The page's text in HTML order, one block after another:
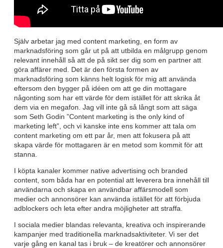
Själv arbetar jag med content marketing, en form av
marknadsföring som går ut på att utbilda en målgrupp genom
relevant innehåll så att de på sikt ser dig som en partner att
göra affärer med. Det är den första formen av
marknadsföring som känns helt logisk för mig att använda
eftersom den bygger på idéen om att ge din mottagare
någonting som har ett värde för dem istället för att skrika åt
dem via en megafon. Jag vill inte gå så långt som att säga
som Seth Godin ”Content marketing is the only kind of
marketing left”, och vi kanske inte ens kommer att tala om
content marketing om ett par år, men att fokusera på att
skapa värde för mottagaren är en metod som kommit för att
stanna.
I köpta kanaler kommer native advertising och branded
content, som båda har en potential att leverera bra innehåll till
användarna och skapa en användbar affärsmodell som
medier och annonsörer kan använda istället för att förbjuda
adblockers och leta efter andra möjligheter att straffa.
I sociala medier blandas relevanta, kreativa och inspirerande
kampanjer med traditionella marknadsaktiviteter. Vi ser det
varje gång en kanal tas i bruk – de kreatörer och annonsörer